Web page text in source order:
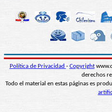
Política de Privacidad - Copyright
derechos
Todo el material en estas páginas es